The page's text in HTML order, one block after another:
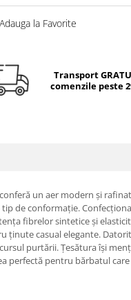
Adauga la Favorite
Transport
comenzile peste
un aer modern și
de conformație.
fibrelor sintetice și
casual elegante.
purtării. Țesătura își
perfectă pentru bărbatul